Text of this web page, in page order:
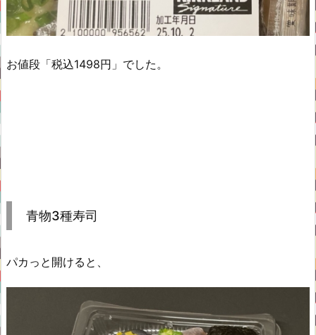
お値段「税込1498円」でした。
青物3種寿司
パカっと開けると、